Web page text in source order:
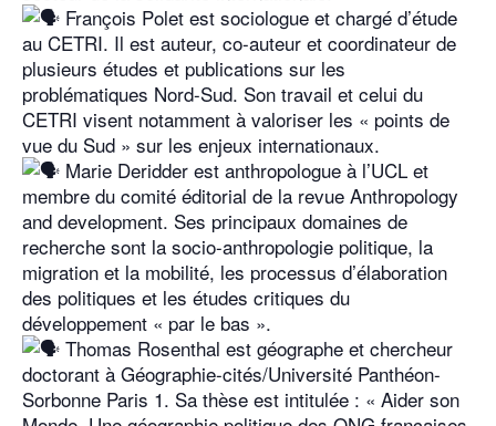
François Polet est sociologue et chargé d’étude
au CETRI. Il est auteur, co-auteur et coordinateur de
plusieurs études et publications sur les
problématiques Nord-Sud. Son travail et celui du
CETRI visent notamment à valoriser les « points de
vue du Sud » sur les enjeux internationaux.
Marie Deridder est anthropologue à l’UCL et
membre du comité éditorial de la revue Anthropology
and development. Ses principaux domaines de
recherche sont la socio-anthropologie politique, la
migration et la mobilité, les processus d’élaboration
des politiques et les études critiques du
développement « par le bas ».
Thomas Rosenthal est géographe et chercheur
doctorant à Géographie-cités/Université Panthéon-
Sorbonne Paris 1. Sa thèse est intitulée : « Aider son